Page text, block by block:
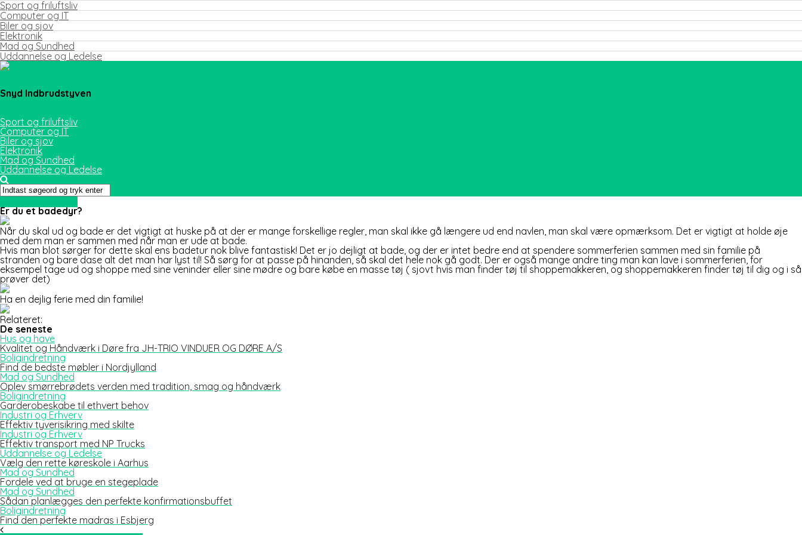
Sport og friluftsliv
Computer og IT
Biler og sjov
Elektronik
Mad og Sundhed
Uddannelse og Ledelse
Snyd Indbrudstyven
Sport og friluftsliv
Computer og IT
Biler og sjov
Elektronik
Mad og Sundhed
Uddannelse og Ledelse
Er du et badedyr?
Når du skal ud og bade er det vigtigt at huske på at der er mange forskellige regler, man skal ikke gå længere ud end navlen, man skal være opmærksom. Det er vigtigt at holde øje
med dem man er sammen med når man er ude at bade.
Hvis man blot sørger for dette skal ens badetur nok blive fantastisk! Det er jo dejligt at bade, og der er intet bedre end at spendere sommerferien sammen med sin familie på
stranden og bare dase alt det man har lyst til! Så sørg for at passe på hinanden, så skal det hele nok gå godt. Der er også mange andre ting man kan lave i sommerferien, for
eksempel tage ud og shoppe med sine veninder eller sine mødre og bare købe en masse tøj ( sjovt hvis man finder tøj til shoppemakkeren, og shoppemakkeren finder tøj til dig og i så
prøver det)
Ha en dejlig ferie med din familie!
Relateret:
De seneste
Hus og have
Kvalitet og Håndværk i Døre fra JH-TRIO VINDUER OG DØRE A/S
Boligindretning
Find de bedste møbler i Nordjylland
Mad og Sundhed
Oplev smørrebrødets verden med tradition, smag og håndværk
Boligindretning
Garderobeskabe til ethvert behov
Industri og Erhverv
Effektiv tyverisikring med skilte
Industri og Erhverv
Effektiv transport med NP Trucks
Uddannelse og Ledelse
Vælg den rette køreskole i Aarhus
Mad og Sundhed
Fordele ved at bruge en stegeplade
Mad og Sundhed
Sådan planlægges den perfekte konfirmationsbuffet
Boligindretning
Find den perfekte madras i Esbjerg